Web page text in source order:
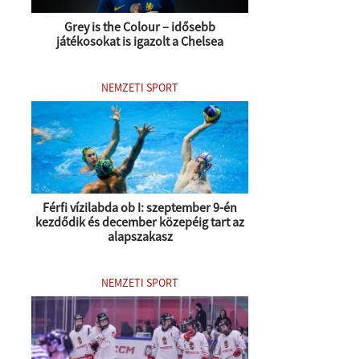
Grey is the Colour – idősebb
játékosokat is igazolt a Chelsea
NEMZETI SPORT
Férfi vízilabda ob I: szeptember 9-én
kezdődik és december közepéig tart az
alapszakasz
NEMZETI SPORT